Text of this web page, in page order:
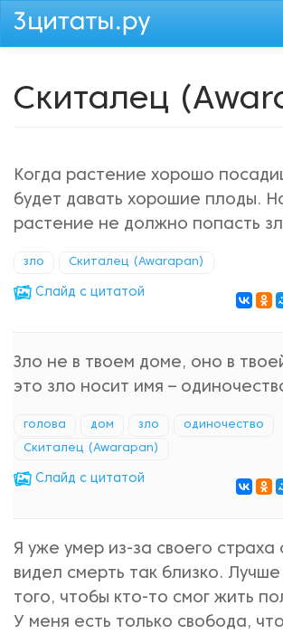
Перейти
Скиталец
Когда растение хорошо
будет давать хорошие плоды.
растение не должно попасть
зло Скиталец (Awarapan)
Cлайд с цитатой
Зло не в твоем доме, оно в
это зло носит имя –
голова дом зло одиночество
Скиталец (Awarapan)
Cлайд с цитатой
Я уже умер из-за своего страха
видел смерть так близко.
того, чтобы кто-то смог жить
У меня есть только свобода,